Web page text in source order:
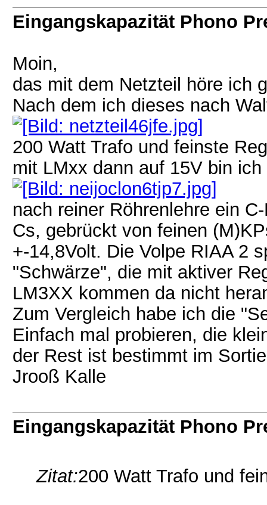
Eingangskapazität Phono
Moin,
das mit dem Netzteil höre ich
Nach dem ich dieses nach
200 Watt Trafo und feinste
mit LMxx dann auf 15V bin
nach reiner Röhrenlehre ein
Cs, gebrückt von feinen
+-14,8Volt. Die Volpe RIAA 2
"Schwärze", die mit aktiver
LM3XX kommen da nicht
Zum Vergleich habe ich die
Einfach mal probieren, die
der Rest ist bestimmt im
Jrooß Kalle
Eingangskapazität Phono
Zitat:200 Watt Trafo und